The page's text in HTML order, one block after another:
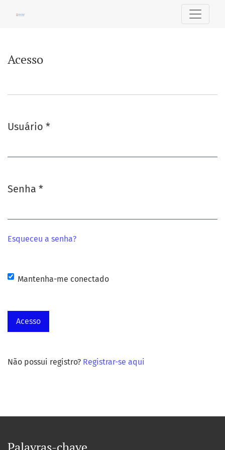
Acesso
Usuário *
Senha *
Esqueceu a senha?
Mantenha-me conectado
Acesso
Não possui registro? Registrar-se aqui